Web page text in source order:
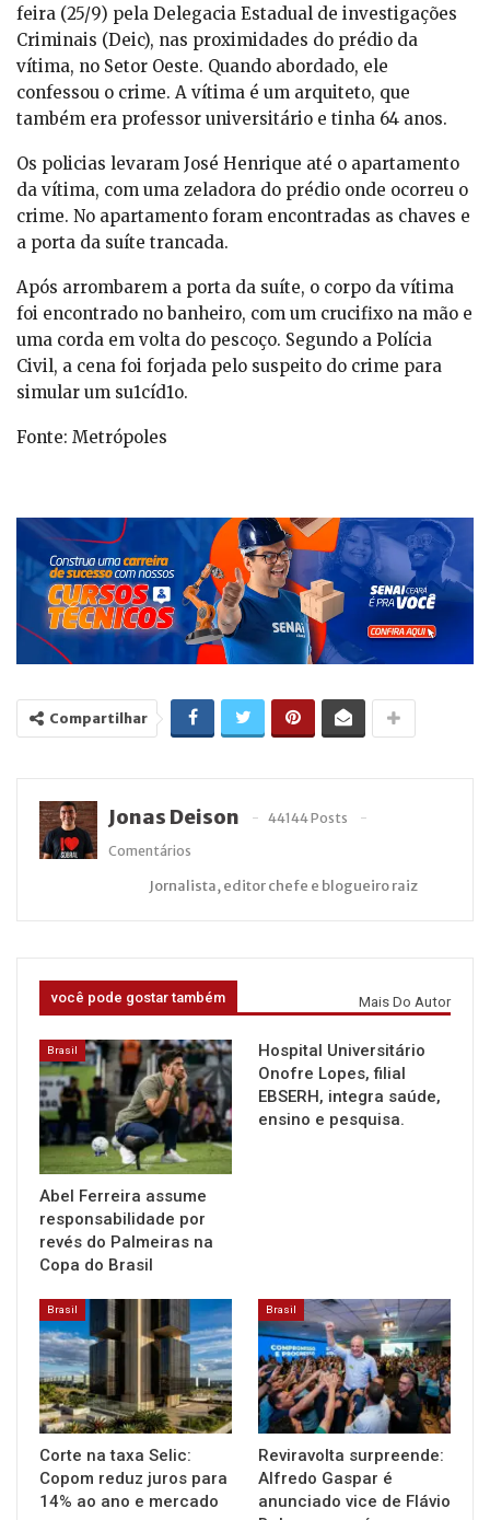
feira (25/9) pela Delegacia Estadual de investigações
Criminais (Deic), nas proximidades do prédio da
vítima, no Setor Oeste. Quando abordado, ele
confessou o crime. A vítima é um arquiteto, que
também era professor universitário e tinha 64 anos.
Os policias levaram José Henrique até o apartamento
da vítima, com uma zeladora do prédio onde ocorreu o
crime. No apartamento foram encontradas as chaves e
a porta da suíte trancada.
Após arrombarem a porta da suíte, o corpo da vítima
foi encontrado no banheiro, com um crucifixo na mão e
uma corda em volta do pescoço. Segundo a Polícia
Civil, a cena foi forjada pelo suspeito do crime para
simular um su1cíd1o.
Fonte: Metrópoles
Compartilhar
Jonas Deison
44144 Posts
Comentários
Jornalista, editor chefe e blogueiro raiz
você pode gostar também Mais Do Autor
Brasil
Abel Ferreira assume
responsabilidade por
revés do Palmeiras na
Copa do Brasil
Hospital Universitário
Onofre Lopes, filial
EBSERH, integra saúde,
ensino e pesquisa.
Brasil
Corte na taxa Selic:
Copom reduz juros para
14% ao ano e mercado
Brasil
Reviravolta surpreende:
Alfredo Gaspar é
anunciado vice de Flávio